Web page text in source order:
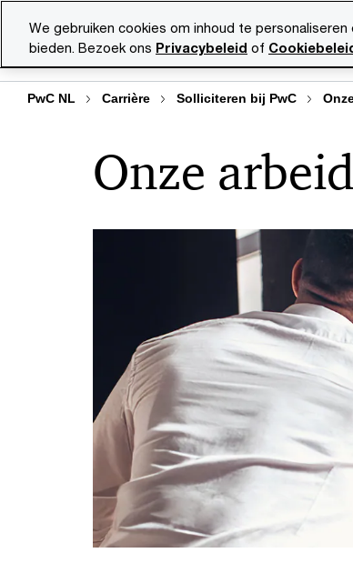
PwC NL Carrière Solliciteren bij PwC
Onze
We gebruiken cookies om inhoud te
bieden. Bezoek ons Privacybeleid of